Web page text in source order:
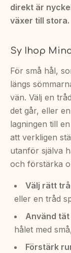
direkt är
växer till stora.
Sy Ihop
För små hål,
längs
vän. Välj en
det går, eller
lagningen till
att verkligen
utanför själva
och förstärka
Välj rätt
eller en tråd
Använd tät
hålet med
Förstärk